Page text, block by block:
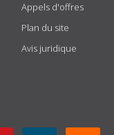
Appels d'offres
Plan du site
Avis juridique